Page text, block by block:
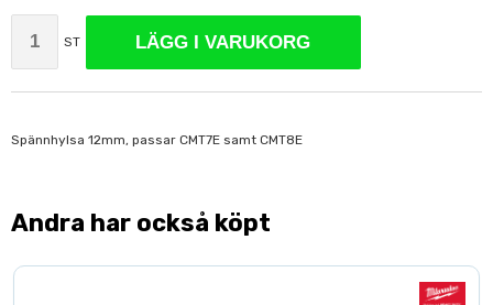
ST LÄGG I VARUKORG
Spännhylsa 12mm, passar CMT7E samt CMT8E
Andra har också köpt